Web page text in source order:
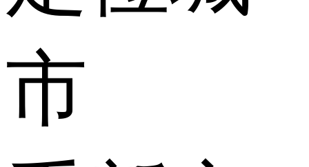
市